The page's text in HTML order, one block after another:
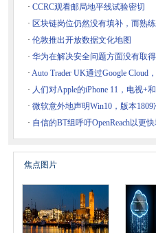
· CCRC观看邮局地平线试验密切
· 区块链岗位仍然没有填补，而熟
· 伦敦推出开放数据文化地图
· 华为在解决安全问题方面没有取
· Auto Trader UK通过Google Cloud
· 人们对Apple的iPhone 11，电视+
· 微软意外地声明Win10，版本1809
· 自信的BT组呼吁OpenReach以更
焦点图片